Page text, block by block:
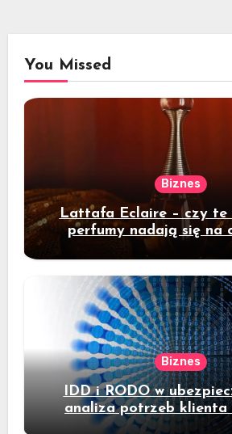
You Missed
Biznes
Lattafa Eclaire – czy te
perfumy nadają się na
Biznes
IDD i RODO w
analiza potrzeb klienta
danych